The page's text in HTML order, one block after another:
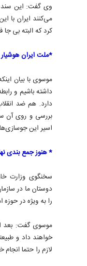
وی گفت: این سند
می‌کنند ایران با
کرد که البته بی جا
*ملت ایران
موسوی با بیان
داشته باشیم و
دارد. هم ضد
بررسی و روی آن
اسیر این
* هنوز جمع بندی
سخنگوی وزارت
دوستان ما در
را به ویژه در
موسوی گفت: بعد
خواهند داد و
لازم را حتما انجام